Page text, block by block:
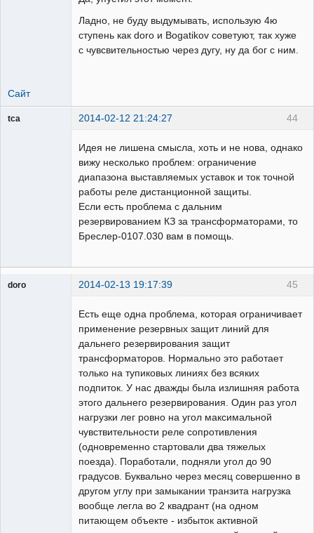
Ладно, не буду выдумывать, использую 4ю
ступень как doro и Bogatikov советуют, так хуже
с чувсвительностью через дугу, ну да бог с ним.
Сайт
44
tca 2014-02-12 21:24:27
Идея не лишена смысла, хоть и не нова, однако
вижу несколько проблем: ограничение
диапазона выставляемых уставок и ток точной
работы реле дистанционной защиты.
Если есть проблема с дальним
резервированием КЗ за трансформаторами, то
Бреслер-0107.030 вам в помощь.
45
doro 2014-02-13 19:17:39
Есть еще одна проблема, которая ограничивает
применение резервных защит линий для
дальнего резервирования защит
трансформаторов. Нормально это работает
только на тупиковых линиях без всяких
подпиток. У нас дважды была излишняя работа
этого дальнего резервирования. Один раз угол
нагрузки лег ровно на угол максимальной
чувствительности реле сопротивления
(одновременно стартовали два тяжелых
поезда). Поработали, подняли угол до 90
градусов. Буквально через месяц совершенно в
другом углу при замыкании транзита нагрузка
вообще легла во 2 квадрант (на одном
питающем объекте - избыток активной